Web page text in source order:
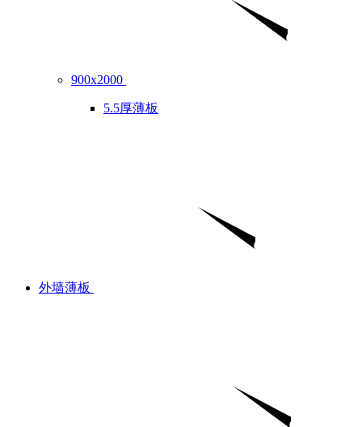
900x2000
5.5厚薄板
外墙薄板